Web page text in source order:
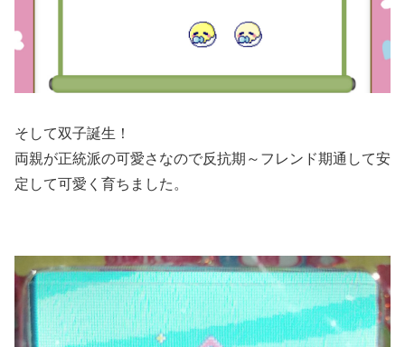
そして双子誕生！
両親が正統派の可愛さなので反抗期～フレンド期通して安
定して可愛く育ちました。